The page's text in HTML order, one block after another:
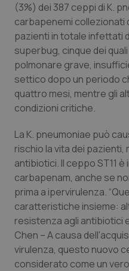
Liguria
Lombardia
Marche
Molise
Piemonte
Provincia
Provincia
Puglia
Sardegna
Disturbi dell’umore
Dolore
Donna & Salute
Epatiti
HIV
Infezioni & Febbre
Ipertensione &
Malattie rare
Malattia di Crohn
(3%) dei 387 ceppi di K.
carbapenemi collezionati
pazienti in totale infettati
superbug, cinque dei
polmonare grave,
settico dopo un periodo
quattro mesi, mentre gli
condizioni critiche.
La K. pneumoniae può
rischio la vita dei pazienti,
antibiotici. Il ceppo ST11
carbapenam, anche se
prima a ipervirulenza.
caratteristiche insieme:
resistenza agli antibiotici
Chen – A causa
virulenza, questo nuovo
considerato come un